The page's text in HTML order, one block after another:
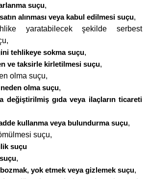
suçu,
alınması veya kabul edilmesi suçu,
yaratabilecek şekilde serbest
tehlikeye sokma suçu,
ve taksirle kirletilmesi suçu,
olma suçu,
olma suçu,
değiştirilmiş gıda veya ilaçların ticareti
kullanma veya bulundurma suçu,
suçu,
suçu
,
yok etmek veya gizlemek suçu,